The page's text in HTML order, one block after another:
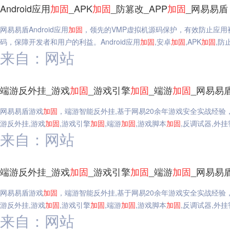
Android应用加固 _APK加固 _防篡改_APP加固 _网易易盾
网易易盾Android应用加固 ，领先的VMP虚拟机源码保护，有效防止应
码，保障开发者和用户的利益。Android应用加固,安卓加固,APK加固,防
来自：网站
端游反外挂_游戏加固 _游戏引擎加固 _端游加固 _网易易
网易易盾游戏加固 ，端游智能反外挂,基于网易20余年游戏安全实战经验
游反外挂,游戏加固,游戏引擎加固,端游加固,游戏脚本加固,反调试器,外
来自：网站
端游反外挂_游戏加固 _游戏引擎加固 _端游加固 _网易易
网易易盾游戏加固 ，端游智能反外挂,基于网易20余年游戏安全实战经验
游反外挂,游戏加固,游戏引擎加固,端游加固,游戏脚本加固,反调试器,外
来自：网站